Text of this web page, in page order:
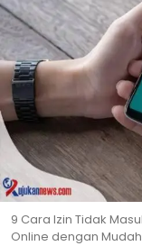
9 Cara Izin Tidak
Online dengan